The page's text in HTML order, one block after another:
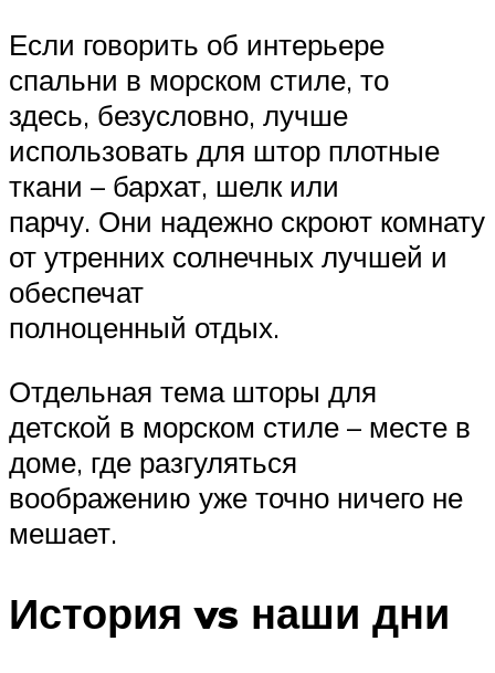
Если говорить об интерьере
спальни в морском стиле, то
здесь, безусловно, лучше
использовать для штор плотные
ткани – бархат, шелк или
парчу. Они надежно скроют комнату
от утренних солнечных лучшей и
обеспечат
полноценный отдых.
Отдельная тема шторы для
детской в морском стиле – месте в
доме, где разгуляться
воображению уже точно ничего не
мешает.
История vs наши дни